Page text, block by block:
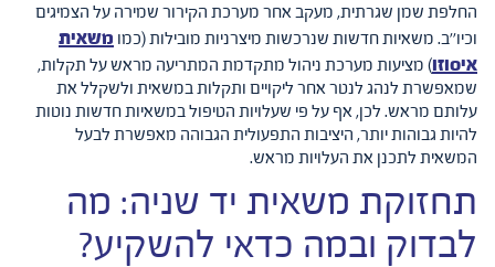
החלפת שמן שגרתית, מעקב אחר מערכת הקירור שמירה על הצמיגים
וכיו''ב. משאיות חדשות שנרכשות מיצרניות מובילות (כמו משאית
איסוזו) מציעות מערכת ניהול מתקדמת המתריעה מראש על תקלות,
שמאפשרת לנהג לנטר אחר ליקויים ותקלות במשאית ולשקלל את
עלותם מראש. לכן, אף על פי שעלויות הטיפול במשאיות חדשות נוטות
להיות גבוהות יותר, היציבות התפעולית הגבוהה מאפשרת לבעל
המשאית לתכנן את העלויות מראש.
תחזוקת משאית יד שניה: מה
לבדוק ובמה כדאי להשקיע?